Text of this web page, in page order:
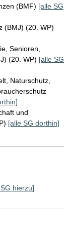
(BMF) [alle SG
(BMJ) (20. WP)
Senioren,
(20. WP) [alle SG
Naturschutz,
und
[alle SG dorthin]
hierzu]